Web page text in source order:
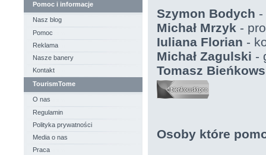
Pomoc i informacje
Nasz blog
Pomoc
Reklama
Nasze banery
Kontakt
TourismTome
O nas
Regulamin
Polityka prywatności
Media o nas
Praca
Szymon Bodych -
Michał Mrzyk -
Iuliana Florian -
Michał Zagulski -
Tomasz
Osoby które